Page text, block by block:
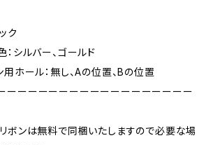
ク
シルバー、ゴールド
ホール：無し、Aの位置、Bの位置
ーーーーーーーーーーーーーーーーーー
ボンは無料で同梱いたしますので必要な場